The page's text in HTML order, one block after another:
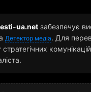
ua.net забезпечує
Детектор медіа. Для
стратегічних